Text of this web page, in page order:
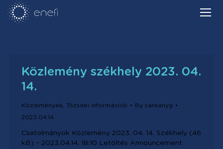
Közlemény székhely 2023. 04.
14.
Közlemények, Tőzsdei információk By sarkanyg
2023.04.14.
Csatolmányok Közlemény 2023. 04. 14. Székhely (46
kB) – 2023.04.14. 18:10 Letöltés Announcement